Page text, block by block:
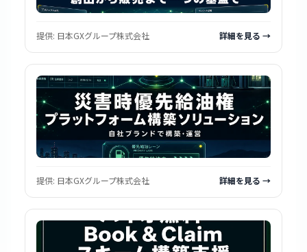
提供: 日本GXグループ株式会社 詳細を見る →
提供: 日本GXグループ株式会社 詳細を見る →